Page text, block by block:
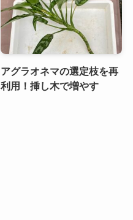
アグラオネマの選定枝を再
利用！挿し木で増やす